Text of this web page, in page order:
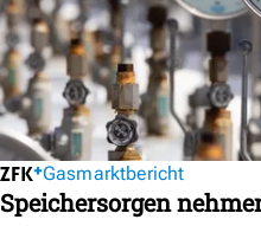
Gasmarktbericht
Speichersorgen